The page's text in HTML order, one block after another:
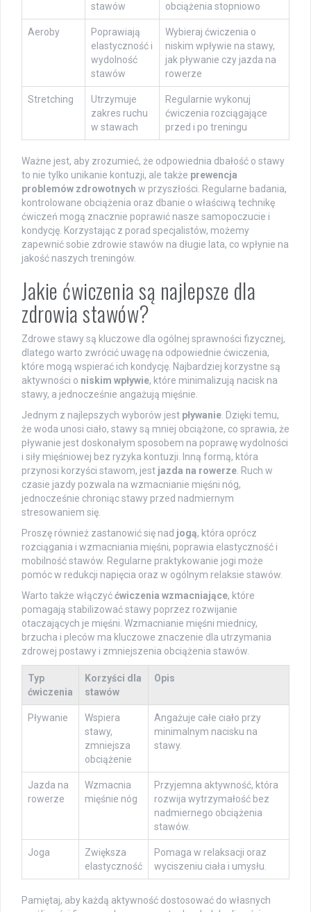
stawów
obciążenia stopniowo
Aeroby
Poprawiają
elastyczność i
wydolność
stawów
Wybieraj ćwiczenia o
niskim wpływie na stawy,
jak pływanie czy jazda na
rowerze
Stretching
Utrzymuje
zakres ruchu
w stawach
Regularnie wykonuj
ćwiczenia rozciągające
przed i po treningu
Ważne jest, aby zrozumieć, że odpowiednia dbałość o stawy
to nie tylko unikanie kontuzji, ale także prewencja
problemów zdrowotnych w przyszłości. Regularne badania,
kontrolowane obciążenia oraz dbanie o właściwą technikę
ćwiczeń mogą znacznie poprawić nasze samopoczucie i
kondycję. Korzystając z porad specjalistów, możemy
zapewnić sobie zdrowie stawów na długie lata, co wpłynie na
jakość naszych treningów.
Jakie ćwiczenia są najlepsze dla
zdrowia stawów?
Zdrowe stawy są kluczowe dla ogólnej sprawności fizycznej,
dlatego warto zwrócić uwagę na odpowiednie ćwiczenia,
które mogą wspierać ich kondycję. Najbardziej korzystne są
aktywności o niskim wpływie, które minimalizują nacisk na
stawy, a jednocześnie angażują mięśnie.
Jednym z najlepszych wyborów jest pływanie. Dzięki temu,
że woda unosi ciało, stawy są mniej obciążone, co sprawia, że
pływanie jest doskonałym sposobem na poprawę wydolności
i siły mięśniowej bez ryzyka kontuzji. Inną formą, która
przynosi korzyści stawom, jest jazda na rowerze. Ruch w
czasie jazdy pozwala na wzmacnianie mięśni nóg,
jednocześnie chroniąc stawy przed nadmiernym
stresowaniem się.
Proszę również zastanowić się nad jogą, która oprócz
rozciągania i wzmacniania mięśni, poprawia elastyczność i
mobilność stawów. Regularne praktykowanie jogi może
pomóc w redukcji napięcia oraz w ogólnym relaksie stawów.
Warto także włączyććwiczenia wzmacniające, które
pomagają stabilizować stawy poprzez rozwijanie
otaczających je mięśni. Wzmacnianie mięśni miednicy,
brzucha i pleców ma kluczowe znaczenie dla utrzymania
zdrowej postawy i zmniejszenia obciążenia stawów.
Typ
ćwiczenia
Korzyści dla
stawów
Opis
Pływanie
Wspiera
stawy,
zmniejsza
obciążenie
Angażuje całe ciało przy
minimalnym nacisku na
stawy.
Jazda na
rowerze
Wzmacnia
mięśnie nóg
Przyjemna aktywność, która
rozwija wytrzymałość bez
nadmiernego obciążenia
stawów.
Joga
Zwiększa
elastyczność
Pomaga w relaksacji oraz
wyciszeniu ciała i umysłu.
Pamiętaj, aby każdą aktywność dostosować do własnych